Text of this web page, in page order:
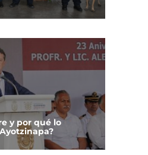
y por qué lo